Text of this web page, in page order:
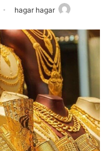
hagar hagar